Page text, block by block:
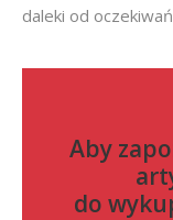
daleki od
Aby
do